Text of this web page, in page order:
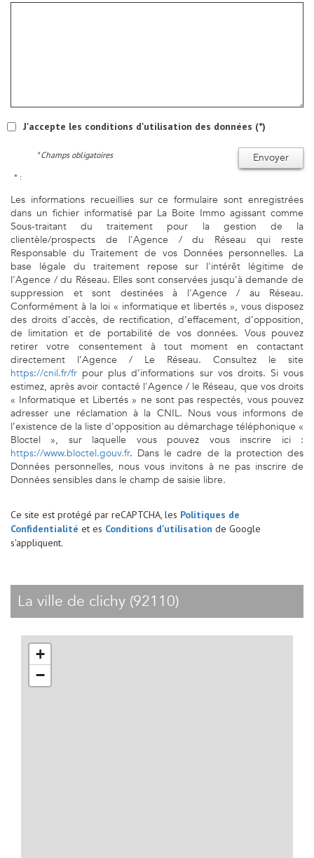
J'accepte les conditions d'utilisation des données (*)
Envoyer
* Champs obligatoires
* :
Les informations recueillies sur ce formulaire sont enregistrées
dans un fichier informatisé par La Boite Immo agissant comme
Sous-traitant du traitement pour la gestion de la
clientèle/prospects de l'Agence / du Réseau qui reste
Responsable du Traitement de vos Données personnelles. La
base légale du traitement repose sur l'intérêt légitime de
l'Agence / du Réseau. Elles sont conservées jusqu'à demande de
suppression et sont destinées à l'Agence / au Réseau.
Conformément à la loi « informatique et libertés », vous disposez
des droits d’accès, de rectification, d’effacement, d’opposition,
de limitation et de portabilité de vos données. Vous pouvez
retirer votre consentement à tout moment en contactant
directement l’Agence / Le Réseau. Consultez le site
https://cnil.fr/fr pour plus d’informations sur vos droits. Si vous
estimez, après avoir contacté l'Agence / le Réseau, que vos droits
« Informatique et Libertés » ne sont pas respectés, vous pouvez
adresser une réclamation à la CNIL. Nous vous informons de
l’existence de la liste d'opposition au démarchage téléphonique «
Bloctel », sur laquelle vous pouvez vous inscrire ici :
https://www.bloctel.gouv.fr. Dans le cadre de la protection des
Données personnelles, nous vous invitons à ne pas inscrire de
Données sensibles dans le champ de saisie libre.
Ce site est protégé par reCAPTCHA, les Politiques de
Confidentialité et es Conditions d'utilisation de Google
s'appliquent.
la ville de clichy (92110)
+
−